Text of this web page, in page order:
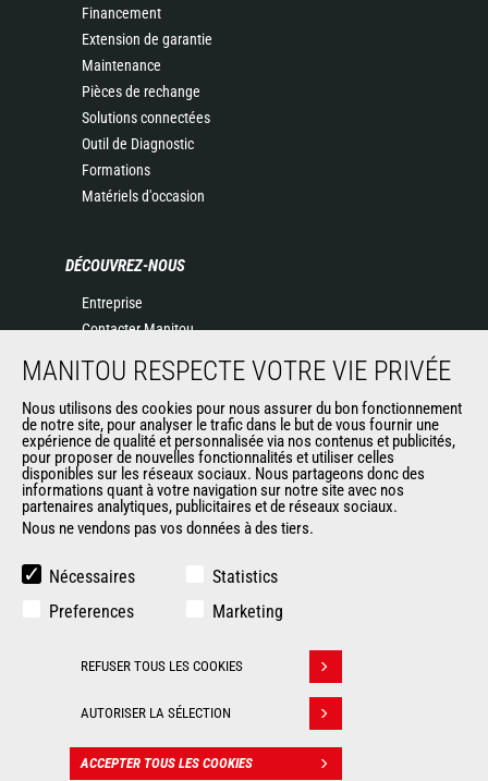
Financement
Extension de garantie
Maintenance
Pièces de rechange
Solutions connectées
Outil de Diagnostic
Formations
Matériels d'occasion
DÉCOUVREZ-NOUS
Entreprise
Contacter Manitou
Politique de protection des données
Evénements
Actualités
Historique
AUTRES SITES DU GROUPE
Manitou Group
Used Manitou Machines
Gehl
© 2026
Informations
Politique de protection
MANITOU RESPECTE VOTRE VIE PRIVÉE
Nous utilisons des cookies pour nous assurer du bon fonctionnement
de notre site, pour analyser le trafic dans le but de vous fournir une
expérience de qualité et personnalisée via nos contenus et publicités,
pour proposer de nouvelles fonctionnalités et utiliser celles
disponibles sur les réseaux sociaux. Nous partageons donc des
informations quant à votre navigation sur notre site avec nos
partenaires analytiques, publicitaires et de réseaux sociaux.
Nous ne vendons pas vos données à des tiers.
Nécessaires
Statistics
Preferences
Marketing
REFUSER TOUS LES COOKIES
AUTORISER LA SÉLECTION
ACCEPTER TOUS LES COOKIES